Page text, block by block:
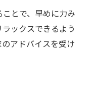
とで、早めに力み
ックスできるよう
アドバイスを受け